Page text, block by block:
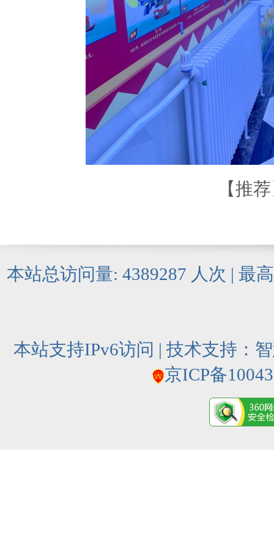
【推荐
本站总访问量: 4389287 人次 | 最
本站支持IPv6访问 | 技术支持：
京ICP备